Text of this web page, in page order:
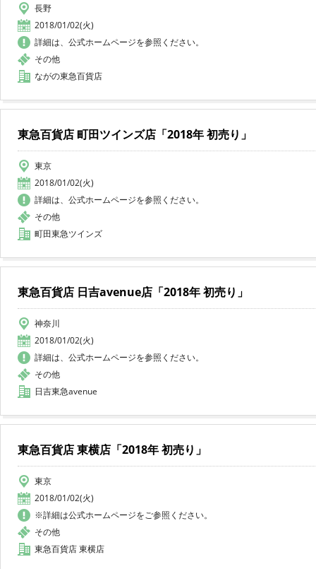
長野
2018/01/02(火)
詳細は、公式ホームページを参照ください。
その他
ながの東急百貨店
東急百貨店 町田ツインズ店「2018年 初売り」
東京
2018/01/02(火)
詳細は、公式ホームページを参照ください。
その他
町田東急ツインズ
東急百貨店 日吉avenue店「2018年 初売り」
神奈川
2018/01/02(火)
詳細は、公式ホームページを参照ください。
その他
日吉東急avenue
東急百貨店 東横店「2018年 初売り」
東京
2018/01/02(火)
※詳細は公式ホームページをご参照ください。
その他
東急百貨店 東横店